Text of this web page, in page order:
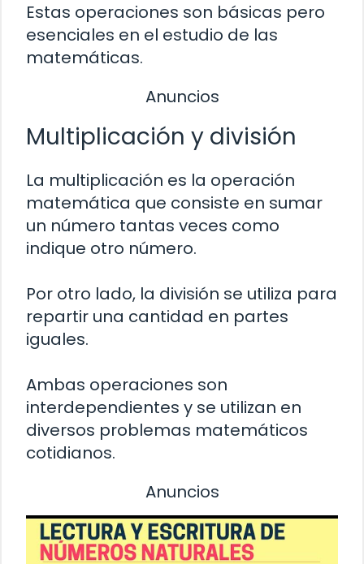
Estas operaciones son básicas pero
esenciales en el estudio de las
matemáticas.
Anuncios
Multiplicación y división
La multiplicación es la operación
matemática que consiste en sumar
un número tantas veces como
indique otro número.
Por otro lado, la división se utiliza para
repartir una cantidad en partes
iguales.
Ambas operaciones son
interdependientes y se utilizan en
diversos problemas matemáticos
cotidianos.
Anuncios